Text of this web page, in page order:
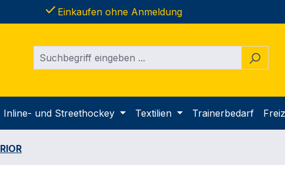
done Einkaufen ohne Anmeldung
Inline- und Streethockey Textilien Trainerbedarf